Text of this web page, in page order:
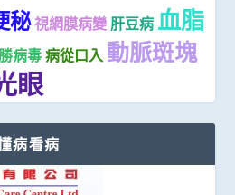
秘視網膜病變 肝豆病 血脂
病毒 病從口入 動脈斑塊
眼
病看病